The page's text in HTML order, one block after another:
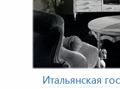
Итальянская